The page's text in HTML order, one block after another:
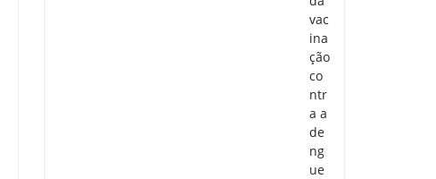
vac
ina
ção
co
ntr
a a
de
ng
ue